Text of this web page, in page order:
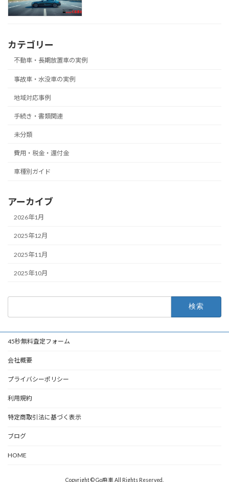
カテゴリー
不動車・長期放置車の実例
事故車・水没車の実例
地域対応事例
手続き・書類関連
未分類
費用・税金・還付金
車種別ガイド
アーカイブ
2026年1月
2025年12月
2025年11月
2025年10月
45秒無料査定フォーム
会社概要
プライバシーポリシー
利用規約
特定商取引法に基づく表示
ブログ
HOME
Copyright © Go廃車 All Rights Reserved.